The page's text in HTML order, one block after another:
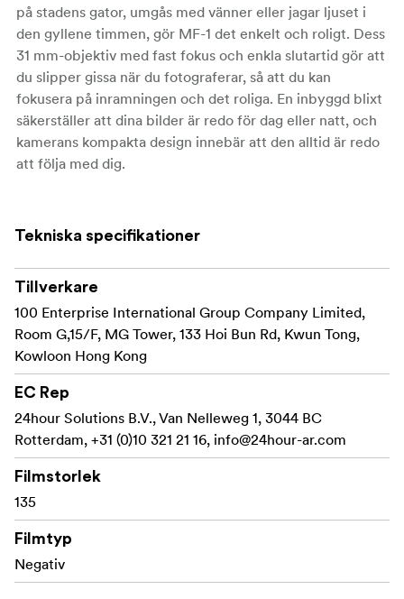
på stadens gator, umgås med vänner eller jagar ljuset i
den gyllene timmen, gör MF-1 det enkelt och roligt. Dess
31 mm-objektiv med fast fokus och enkla slutartid gör att
du slipper gissa när du fotograferar, så att du kan
fokusera på inramningen och det roliga. En inbyggd blixt
säkerställer att dina bilder är redo för dag eller natt, och
kamerans kompakta design innebär att den alltid är redo
att följa med dig.
enkelt kan ta fantastiska ögonblicksbilder.
Key Features
35mm filmformat kompatibelt med allmänt
tillgängliga filmmaterial
ögonblicksbilder
Inbyggd blixt som drivs av ett enda AA-batteri
Manuell filmupprullning och -återspolning för en
En enkel slutartid runt 1/120s för enkel användning
Fun, snygg design i en mängd olika Snapshot Art-
Tekniska specifikationer
Tillverkare
100 Enterprise International Group Company Limited,
Room G,15/F, MG Tower, 133 Hoi Bun Rd, Kwun Tong,
Kowloon Hong Kong
EC Rep
24hour Solutions B.V., Van Nelleweg 1, 3044 BC
Rotterdam, +31 (0)10 321 21 16, info@24hour-ar.com
Filmstorlek
135
Filmtyp
Negativ